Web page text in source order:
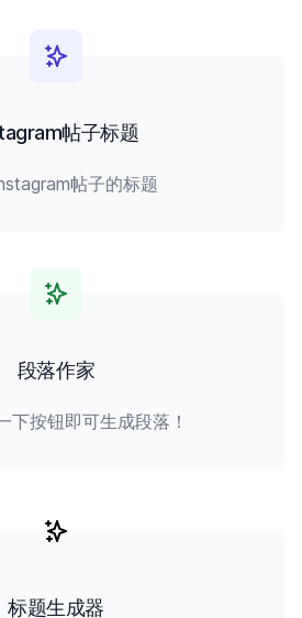
帖子标题
帖子的标题
段落作家
下按钮即可生成段落！
标题生成器